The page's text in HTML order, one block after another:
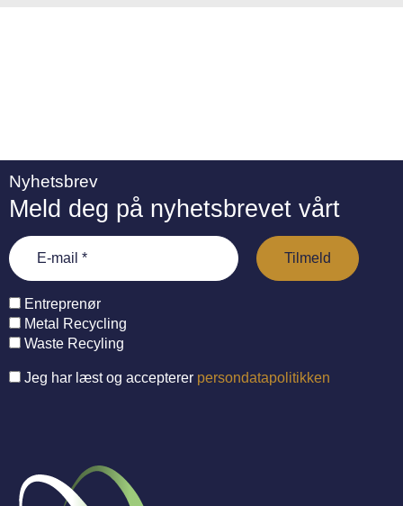
Nyhetsbrev
Meld deg på nyhetsbrevet vårt
Entreprenør
Metal Recycling
Waste Recyling
Jeg har læst og accepterer persondatapolitikken